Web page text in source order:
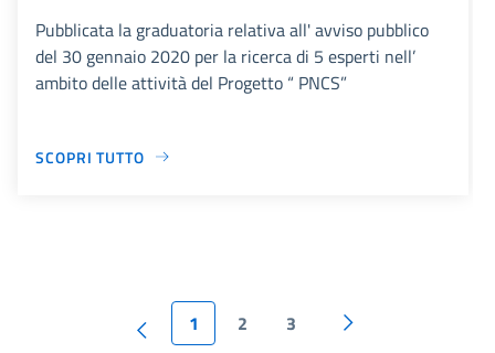
Pubblicata la graduatoria relativa all' avviso pubblico
del 30 gennaio 2020 per la ricerca di 5 esperti nell’
ambito delle attività del Progetto “ PNCS”
SCOPRI TUTTO
1 2 3